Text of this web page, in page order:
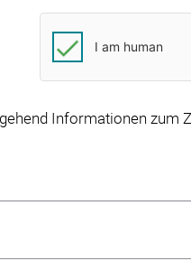
Informationen zum